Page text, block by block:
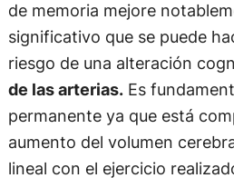
de memoria mejore
significativo que se puede
riesgo de una alteración
de las arterias.Es
permanente ya que está
aumento del volumen
lineal con el ejercicio